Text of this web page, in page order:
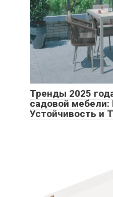
Тренды 2025
садовой
Устойчивость и